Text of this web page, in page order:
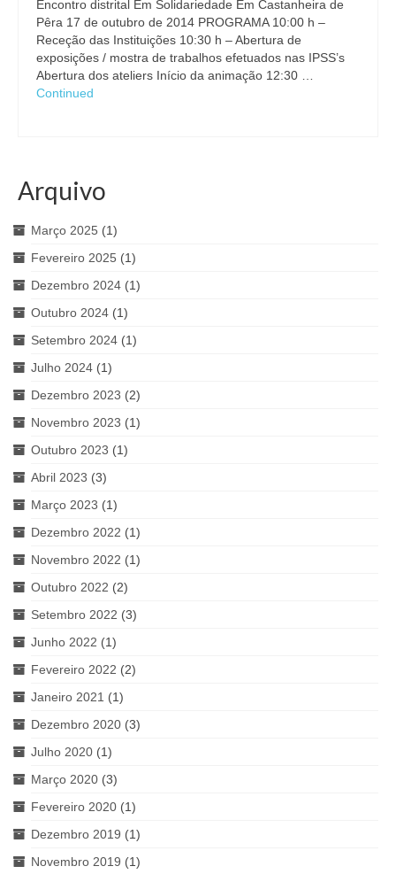
Inquérito Necessidades de Formação
ASSOCIADAS
PROTOCOLOS
Encontro distrital Em Solidariedade Em Castanheira de
Pêra 17 de outubro de 2014 PROGRAMA 10:00 h –
Receção das Instituições 10:30 h – Abertura de
exposições / mostra de trabalhos efetuados nas IPSS’s
Abertura dos ateliers Início da animação 12:30 …
Continued
Arquivo
Março 2025 (1)
Fevereiro 2025 (1)
Dezembro 2024 (1)
Outubro 2024 (1)
Setembro 2024 (1)
Julho 2024 (1)
Dezembro 2023 (2)
Novembro 2023 (1)
Outubro 2023 (1)
Abril 2023 (3)
Março 2023 (1)
Dezembro 2022 (1)
Novembro 2022 (1)
Outubro 2022 (2)
Setembro 2022 (3)
Junho 2022 (1)
Fevereiro 2022 (2)
Janeiro 2021 (1)
Dezembro 2020 (3)
Julho 2020 (1)
Março 2020 (3)
Fevereiro 2020 (1)
Dezembro 2019 (1)
Novembro 2019 (1)